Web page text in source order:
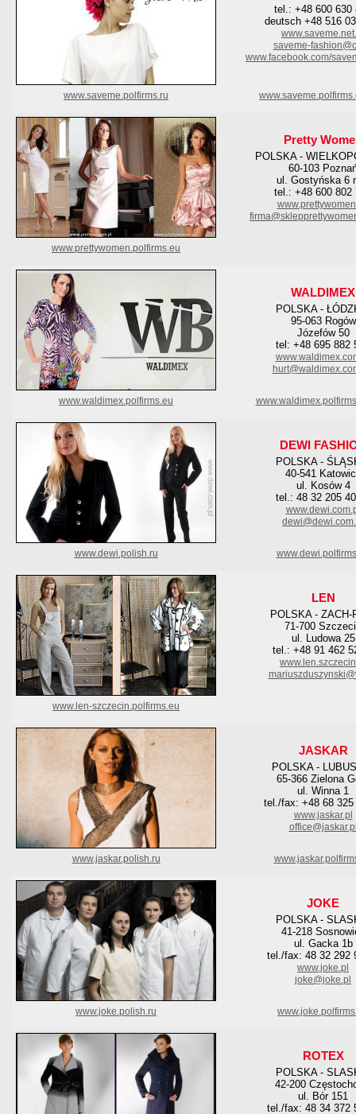
tel.: +48 600 630
deutsch +48 516
saveme-
www.facebook.com/
www.saveme.polfirms.ru
Pretty
POLSKA -
60-103
ul. Gostyńska 6
tel.: +48 600 802
www.prettywomen.polfirms.eu
WALDIMEX
POLSKA -
95-063 Rogów
Józefów 50
tel: +48 695 882
www.waldimex.po lfirms.eu
DEWI
POLSKA -
40-541
ul. Kosów 4
tel.: 48 32 205
www.dewi.polish.ru
LEN
POLSKA - ZACH-
71-700
ul. Ludowa 25
tel.: +48 91 462
www.len-szczecin.polfirms.eu
JASKAR
POLSKA -
65-366 Zielona
ul. Winna 1
tel./fax: +48 68 325
www.jaskar.pl
www.jaskar.polish.ru
JOKE
POLSKA -
41-218
ul. Gacka 1b
tel./fax: 48 32 292
www.joke.pl
joke@joke.pl
www.joke.polish.ru
ROTEX
POLSKA -
42-200
ul. Bór 151
tel./fax: 48 34 372